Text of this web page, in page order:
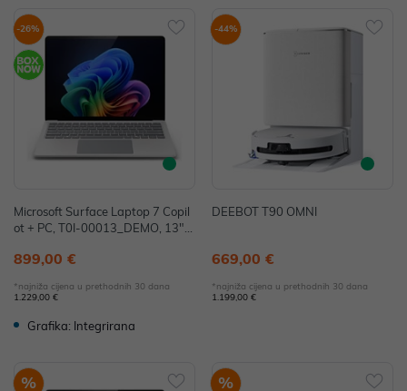
-26%
Microsoft Surface Laptop 7 Copil
ot + PC, T0I-00013_DEMO, 13",
B, W11H, Adreno - IZLOŽBENI M
899,00 €
*najniža cijena u prethodnih 30 dana
1.229,00 €
Grafika: Integrirana
-44%
DEEBOT T90 OMNI
669,00 €
*najniža cijena u prethodnih 30 dana
1.199,00 €
% %